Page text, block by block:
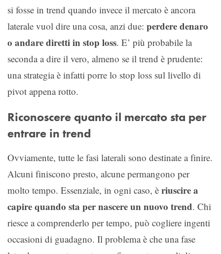
si fosse in trend quando invece il mercato è ancora
laterale vuol dire una cosa, anzi due: perdere denaro
o andare diretti in stop loss. E’ più probabile la
seconda a dire il vero, almeno se il trend è prudente:
una strategia è infatti porre lo stop loss sul livello di
pivot appena rotto.
Riconoscere quanto il mercato sta per
entrare in trend
Ovviamente, tutte le fasi laterali sono destinate a finire.
Alcuni finiscono presto, alcune permangono per
molto tempo. Essenziale, in ogni caso, è riuscire a
capire quando sta per nascere un nuovo trend. Chi
riesce a comprenderlo per tempo, può cogliere ingenti
occasioni di guadagno. Il problema è che una fase